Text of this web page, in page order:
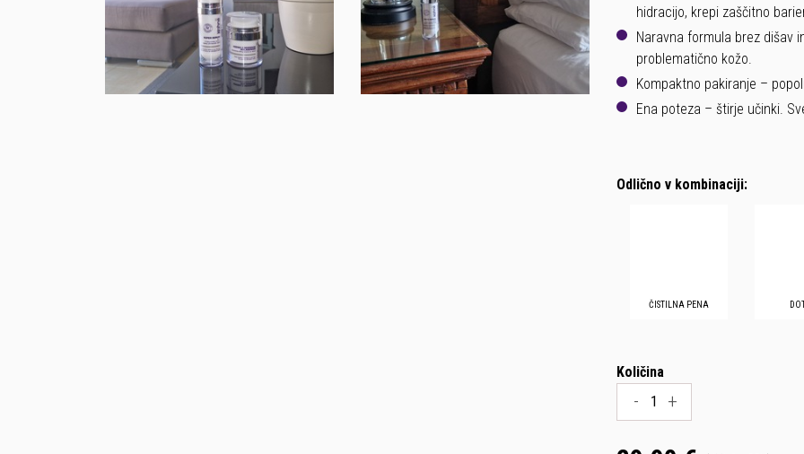
hidracijo, krepi zaščitno
Naravna formula brez dišav
problematično kožo.
Kompaktno pakiranje –
Ena poteza – štirje učinki.
Odlično v kombinaciji:
ČISTILNA PENA
Količina
- +